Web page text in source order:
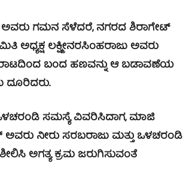
ಗಮನ ಸೆಳೆದರೆ, ನಗರದ ಶಿರಾಗೇಟ್
ಲಕ್ಷ್ಮೀನರಸಿಂಹರಾಜು ಅವರು
ಬಂದ ಹಣವನ್ನು ಆ ಬಡಾವಣೆಯ
ದೂರಿದರು.
ಸಮಸ್ಯೆ ವಿವರಿಸಿದಾಗ, ಮಾಜಿ
ನೀರು ಸರಬರಾಜು ಮತ್ತು ಒಳಚರಂಡಿ
ಅಗತ್ಯ ಕ್ರಮ ಜರುಗಿಸುವಂತೆ